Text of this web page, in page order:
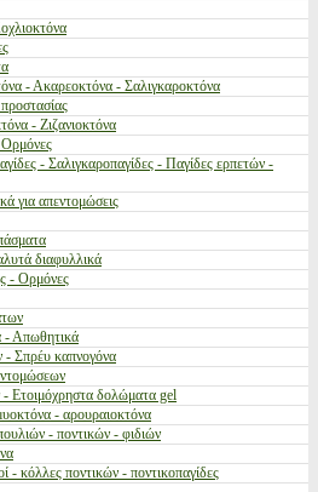
- Ακαρεοκτόνα - Σαλιγκαροκτόνα
- Ζιζανιοκτόνα
Ορμόνες
- Σαλιγκαροπαγίδες - Παγίδες ερπετών -
για απεντομώσεις
διαφυλλικά
- Ορμόνες
- Απωθητικά
Σπρέυ καπνογόνα
Ετοιμόχρηστα δολώματα gel
- αρουραιοκτόνα
- ποντικών - φιδιών
- κόλλες ποντικών - ποντικοπαγίδες